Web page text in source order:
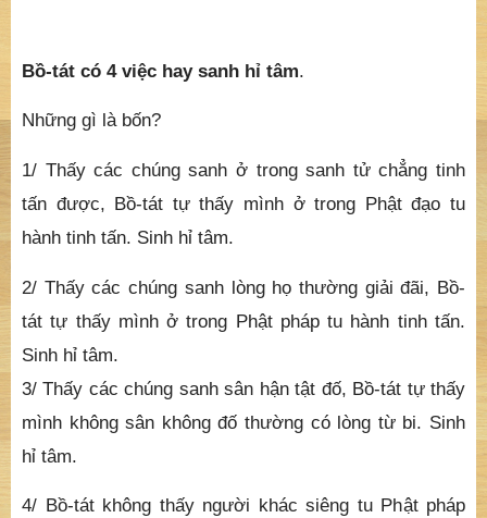
Bồ-tát có 4 việc hay sanh hỉ tâm.
Những gì làbốn?
1/ Thấy các chúng sanhở trong sanh tửchẳng tinh
tấn được, Bồ-tát tựthấy mình ởtrong Phậtđạo tu
hành tinh tấn. Sinh hỉ tâm.
2/ Thấy các chúng sanh lòng họ thường giảiđãi, Bồ-
tát tự thấy mìnhở trong Phật pháp tu hành tinh tấn.
Sinh hỉ tâm.
3/ Thấy các chúng sanh sân hận tật đố, Bồ-tát tựthấy
mình không sân khôngđố thường cólòng từbi. Sinh
hỉ tâm.
4/ Bồ-tát không thấy người khác siêng tu Phật pháp